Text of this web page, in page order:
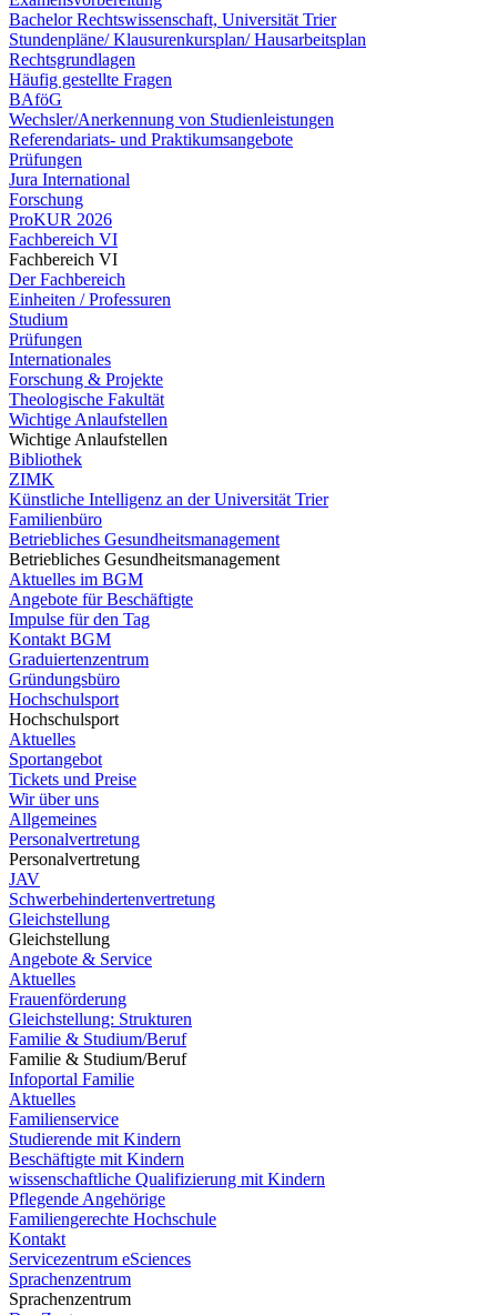
Bachelor Rechtswissenschaft, Universität Trier
Stundenpläne/ Klausurenkursplan/ Hausarbeitsplan
Rechtsgrundlagen
Häufig gestellte Fragen
BAföG
Wechsler/Anerkennung von Studienleistungen
Referendariats- und Praktikumsangebote
Prüfungen
Jura International
Forschung
ProKUR 2026
Fachbereich VI
Fachbereich VI
Der Fachbereich
Einheiten / Professuren
Studium
Prüfungen
Internationales
Forschung & Projekte
Theologische Fakultät
Wichtige Anlaufstellen
Wichtige Anlaufstellen
Bibliothek
ZIMK
Künstliche Intelligenz an der Universität Trier
Familienbüro
Betriebliches Gesundheitsmanagement
Betriebliches Gesundheitsmanagement
Aktuelles im BGM
Angebote für Beschäftigte
Impulse für den Tag
Kontakt BGM
Graduiertenzentrum
Gründungsbüro
Hochschulsport
Hochschulsport
Aktuelles
Sportangebot
Tickets und Preise
Wir über uns
Allgemeines
Personalvertretung
Personalvertretung
JAV
Schwerbehindertenvertretung
Gleichstellung
Gleichstellung
Angebote & Service
Aktuelles
Frauenförderung
Gleichstellung: Strukturen
Familie & Studium/Beruf
Familie & Studium/Beruf
Infoportal Familie
Aktuelles
Familienservice
Studierende mit Kindern
Beschäftigte mit Kindern
wissenschaftliche Qualifizierung mit Kindern
Pflegende Angehörige
Familiengerechte Hochschule
Kontakt
Servicezentrum eSciences
Sprachenzentrum
Sprachenzentrum